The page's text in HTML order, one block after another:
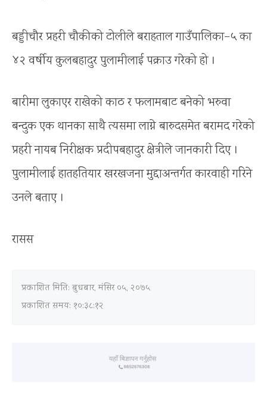
बड्डीचौर प्रहरी चौकीको टोलीले बराहताल गाउँपालिका–५ का
४२ वर्षीय कुलबहादुर पुलामीलाई पक्राउ गरेको हो ।
बारीमा लुकाएर राखेको काठ र फलामबाट बनेको भरुवा
बन्दुक एक थानका साथै त्यसमा लाग्ने बारुदसमेत बरामद गरेको
प्रहरी नायब निरीक्षक प्रदीपबहादुर क्षेत्रीले जानकारी दिए ।
पुलामीलाई हातहतियार खरखजना मुद्दाअन्तर्गत कारवाही गरिने
उनले बताए ।
रासस
प्रकाशित मिति: बुधबार, मंसिर ०५, २०७५
प्रकाशित समय: १०:३८:१२